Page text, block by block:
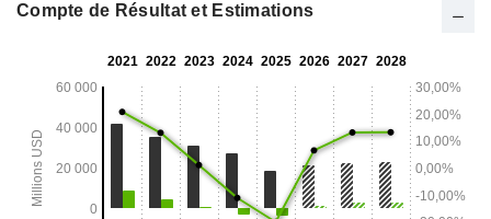
Compte de Résultat et Estimations